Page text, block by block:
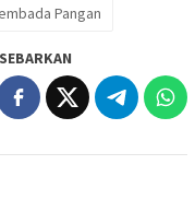
Pangan
SEBARKAN